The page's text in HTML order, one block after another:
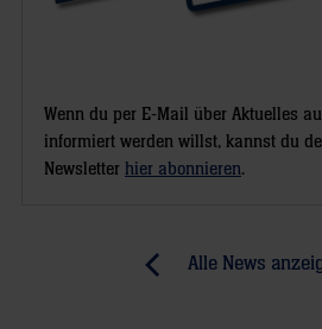
Wenn du per E-Mail über Aktuelles
informiert werden willst, kannst du
Newsletter hier abonnieren.
Alle News